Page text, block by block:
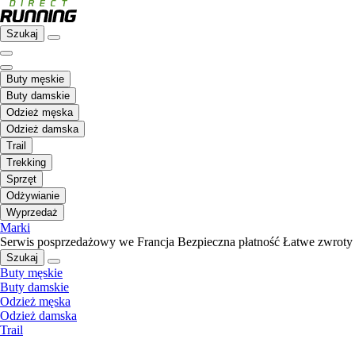
Szukaj
Buty męskie
Buty damskie
Odzież męska
Odzież damska
Trail
Trekking
Sprzęt
Odżywianie
Wyprzedaż
Marki
Serwis posprzedażowy we Francja Bezpieczna płatność Łatwe zwroty
Szukaj
Buty męskie
Buty damskie
Odzież męska
Odzież damska
Trail